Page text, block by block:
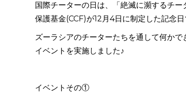
国際チーターの日は、「絶滅に瀕するチ
保護基金(CCF)が12月4日に制定した記念日
ズーラシアのチーターたちを通して何か
イベントを実施しました♪
イベントその①